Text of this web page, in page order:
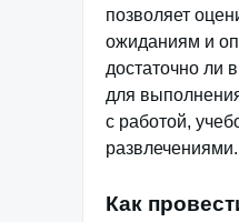
позволяет
ожиданиям и
достаточно ли
для
с работой,
развлечениями.
Как